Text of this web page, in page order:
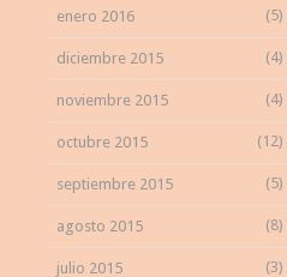
enero 2016 (5)
diciembre 2015 (4)
noviembre 2015 (4)
octubre 2015 (12)
septiembre 2015 (5)
agosto 2015 (8)
julio 2015 (3)